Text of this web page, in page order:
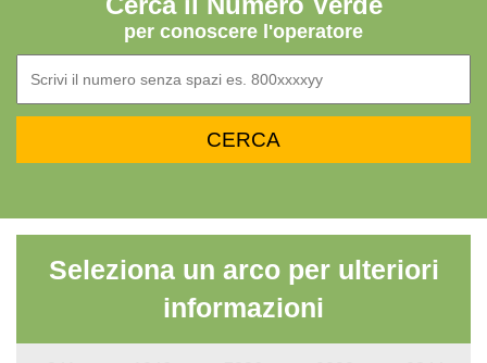
per conoscere l'operatore
Seleziona un arco per ulteriori
informazioni